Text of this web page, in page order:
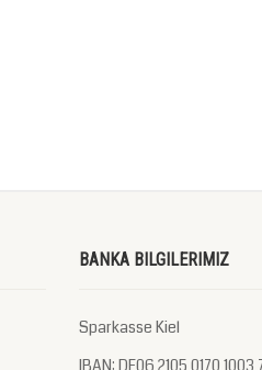
BANKA BILGILERIMIZ
Sparkasse Kiel